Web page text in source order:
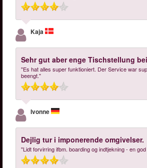
Kaja
Sehr gut aber enge Tischstellung
"Es hat alles super funktioniert. Der Service war
beengt."
Ivonne
Dejlig tur i imponerende omgivelser.
"Lidt forvirring ifbm. boarding og indtjekning - en